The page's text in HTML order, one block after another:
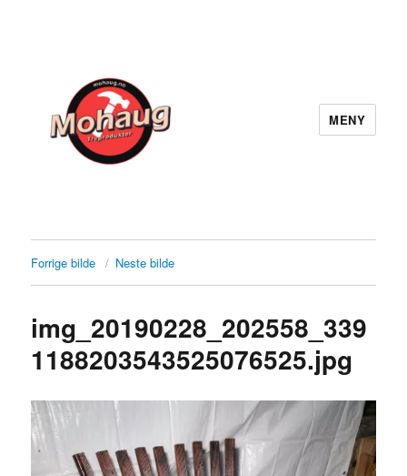
MENY
Forrige bilde Neste bilde
img_20190228_202558_339
1188203543525076525.jpg